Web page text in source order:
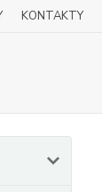
KONTAKTY